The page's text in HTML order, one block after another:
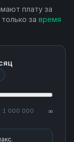
плату за
за время
1 000 000 ∞